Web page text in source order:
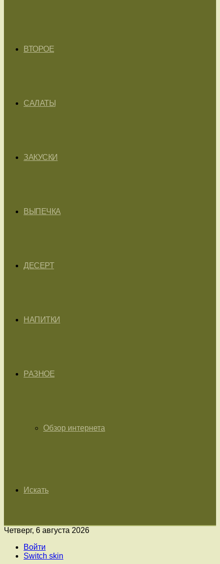
ВТОРОЕ
САЛАТЫ
ЗАКУСКИ
ВЫПЕЧКА
ДЕСЕРТ
НАПИТКИ
РАЗНОЕ
Обзор интернета
Искать
Четверг, 6 августа 2026
Войти
Switch skin